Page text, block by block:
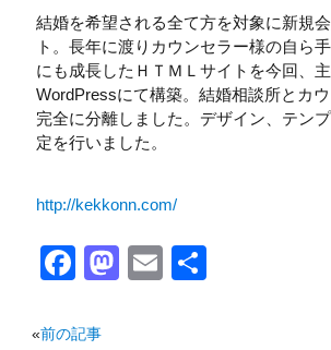
結婚を希望される全て方を対象に新規
ト。長年に渡りカウンセラー様の自ら
にも成長したＨＴＭＬサイトを今回、
WordPressにて構築。結婚相談所とカ
完全に分離しました。デザイン、テン
定を行いました。
http://kekkonn.com/
Facebook
Mastodon
Email
«前の記事